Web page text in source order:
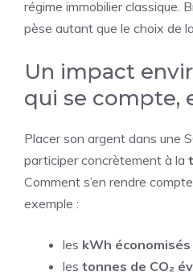
régime immobilier classique.
pèse autant que le choix de
Un impact
qui se compte,
Placer son argent dans une
participer concrètement à la
Comment s’en rendre
exemple :
les kWh économisés
les tonnes de CO₂